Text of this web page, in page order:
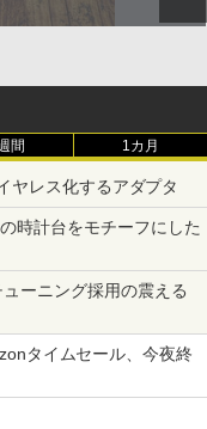
間 1カ月
ヤレス化するアダプタ
時計台をモチーフにした
ーニング採用の震える
タイムセール、今夜終